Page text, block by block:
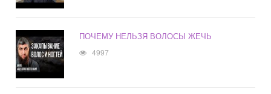
ПОЧЕМУ НЕЛЬЗЯ ВОЛОСЫ ЖЕЧЬ
4997